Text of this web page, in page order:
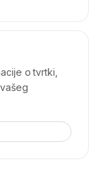
o tvrtki,